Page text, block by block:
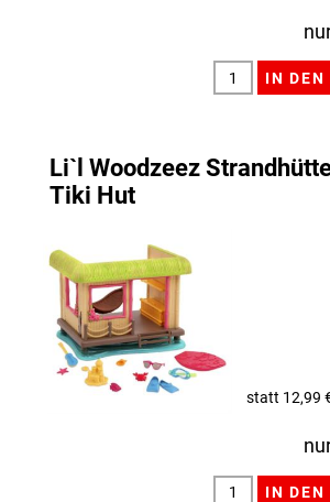
Li`l Woodzeez
Tiki Hut
statt 12,99